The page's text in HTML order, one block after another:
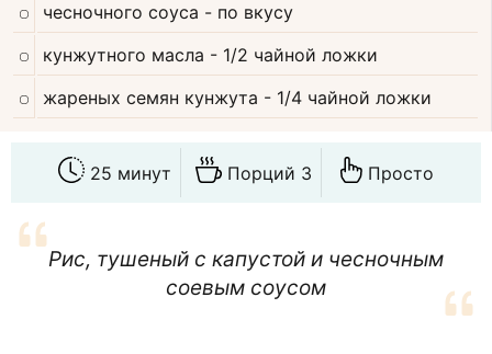
чесночного соуса - по вкусу
кунжутного масла - 1/2 чайной ложки
жареных семян кунжута - 1/4 чайной ложки
25 минут Порций 3 Просто
Рис, тушеный с капустой и чесночным
соевым соусом